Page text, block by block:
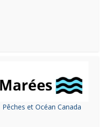
Pêches et Océan Canada